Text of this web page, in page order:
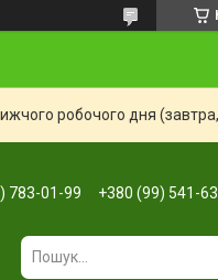
робочого дня
783-01-99 +380 (99) 541-